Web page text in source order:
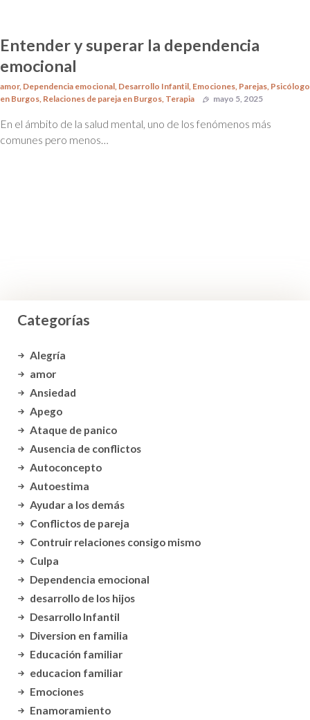
Entender y superar la dependencia
emocional
amor, Dependencia emocional Desarrollo Infantil Emociones Parejas Psicólogo
en Burgos Relaciones de pareja en Burgos Terapia mayo 5, 2025
En el ámbito de la salud mental, uno de los fenómenos más
comunes pero menos…
Categorías
Alegría
amor
Ansiedad
Apego
Ataque de panico
Ausencia de conflictos
Autoconcepto
Autoestima
Ayudar a los demás
Conflictos de pareja
Contruir relaciones consigo mismo
Culpa
Dependencia emocional
desarrollo de los hijos
Desarrollo Infantil
Diversion en familia
Educación familiar
educacion familiar
Emociones
Enamoramiento